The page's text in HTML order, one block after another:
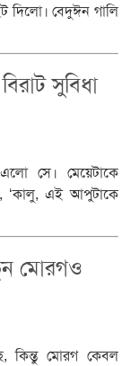
দিলো। বেদুঈন গালি
সুবিধা
সে। মেয়েটাকে
‘কালু, এই আপুটাকে
মোরগও
কিন্তু মোরগ কেবল